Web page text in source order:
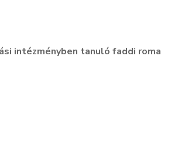
intézményben tanuló faddi roma